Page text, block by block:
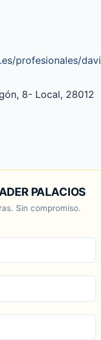
profesionales/
8- Local, 28012
PALACIOS
Sin compromiso.